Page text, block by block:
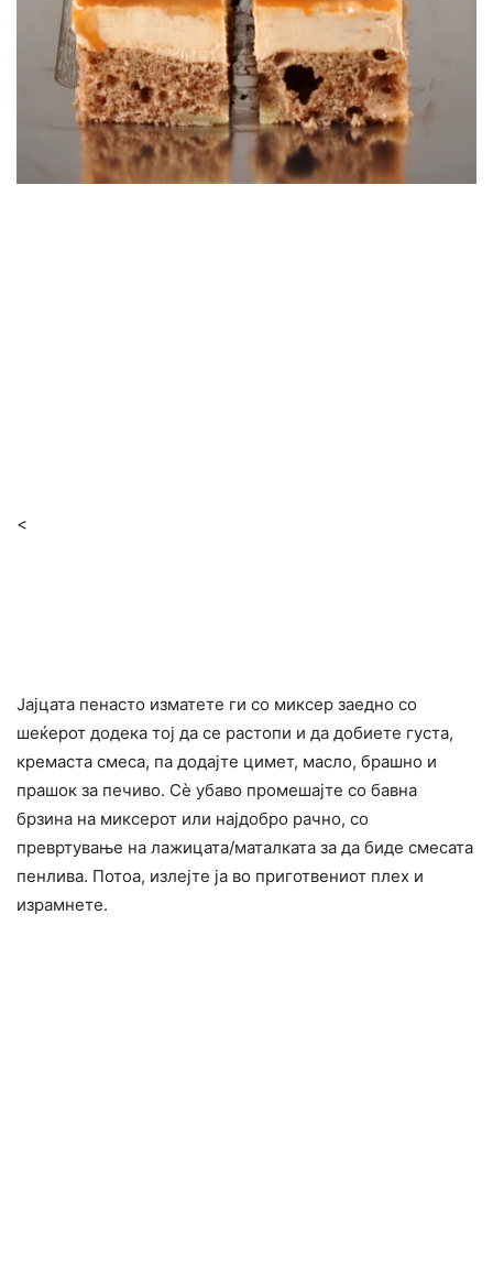
<
Јајцата пенасто изматете ги со миксер заедно со
шеќерот додека тој да се растопи и да добиете густа,
кремаста смеса, па додајте цимет, масло, брашно и
прашок за печиво. Сè убаво промешајте со бавна
брзина на миксерот или најдобро рачно, со
превртување на лажицата/маталката за да биде смесата
пенлива. Потоа, излејте ја во приготвениот плех и
израмнете.